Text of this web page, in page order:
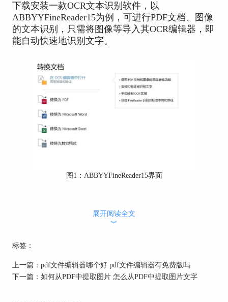
下载安装一款OCR文本识别软件，以
ABBYYFineReader15为例，可进行PDF文档、图像
的文本识别，只需将图像等导入其OCR编辑器，即
能自动快速地识别文字。
图1：ABBYYFineReader15界面
将图像导入OCR编辑器后，
ABBYYFineReader15会自动创建OCR项目，对图像
可被电脑识别的字符文字。
展开阅读全文
︾
标签：
上一篇： pdf文件编辑器哪个好 pdf文件编辑器有免费版吗
下一篇： 如何从PDF中提取图片 怎么从PDF中提取图片文字